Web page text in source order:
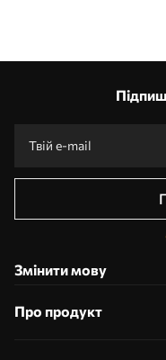
Змінити мову
Про продукт